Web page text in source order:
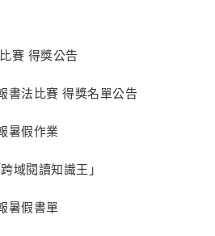
賽 得獎公告
書法比賽 得獎名單公告
暑假作業
域閱讀知識王」
暑假書單